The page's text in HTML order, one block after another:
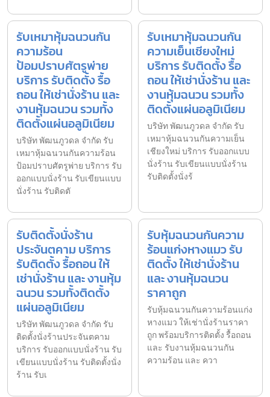
รับเหมาหุ้มฉนวนกัน
ความร้อน
ป้อมปราบศัตรูพ่าย
บริการ รับติดตั้ง รื้อ
ถอน ให้เช่านั่งร้าน และ
งานหุ้มฉนวน รวมทั้ง
ติดตั้งแผ่นอลูมิเนียม
บริษัท พัฒนภูวดล จำกัด รับ
เหมาหุ้มฉนวนกันความร้อน
ป้อมปราบศัตรูพ่าย บริการ รับ
ออกแบบนั่งร้าน รับเขียนแบบ
นั่งร้าน รับติดตั
รับเหมาหุ้มฉนวนกัน
ความเย็นเชียงใหม่
บริการ รับติดตั้ง รื้อ
ถอน ให้เช่านั่งร้าน และ
งานหุ้มฉนวน รวมทั้ง
ติดตั้งแผ่นอลูมิเนียม
บริษัท พัฒนภูวดล จำกัด รับ
เหมาหุ้มฉนวนกันความเย็น
เชียงใหม่ บริการ รับออกแบบ
นั่งร้าน รับเขียนแบบนั่งร้าน
รับติดตั้งนั่งร้
รับติดตั้งนั่งร้าน
ประจันตคาม บริการ
รับติดตั้ง รื้อถอน ให้
เช่านั่งร้าน และ งานหุ้ม
ฉนวน รวมทั้งติดตั้ง
แผ่นอลูมิเนียม
บริษัท พัฒนภูวดล จำกัด รับ
ติดตั้งนั่งร้านประจันตคาม
บริการ รับออกแบบนั่งร้าน รับ
เขียนแบบนั่งร้าน รับติดตั้งนั่ง
ร้าน รับเ
รับหุ้มฉนวนกันความ
ร้อนแก่งหางแมว รับ
ติดตั้ง ให้เช่านั่งร้าน
และ งานหุ้มฉนวน
ราคาถูก
รับหุ้มฉนวนกันความร้อนแก่ง
หางแมว ให้เช่านั่งร้านราคา
ถูก พร้อมบริการติดตั้ง รื้อถอน
และ รับงานหุ้มฉนวนกัน
ความร้อน และ ควา